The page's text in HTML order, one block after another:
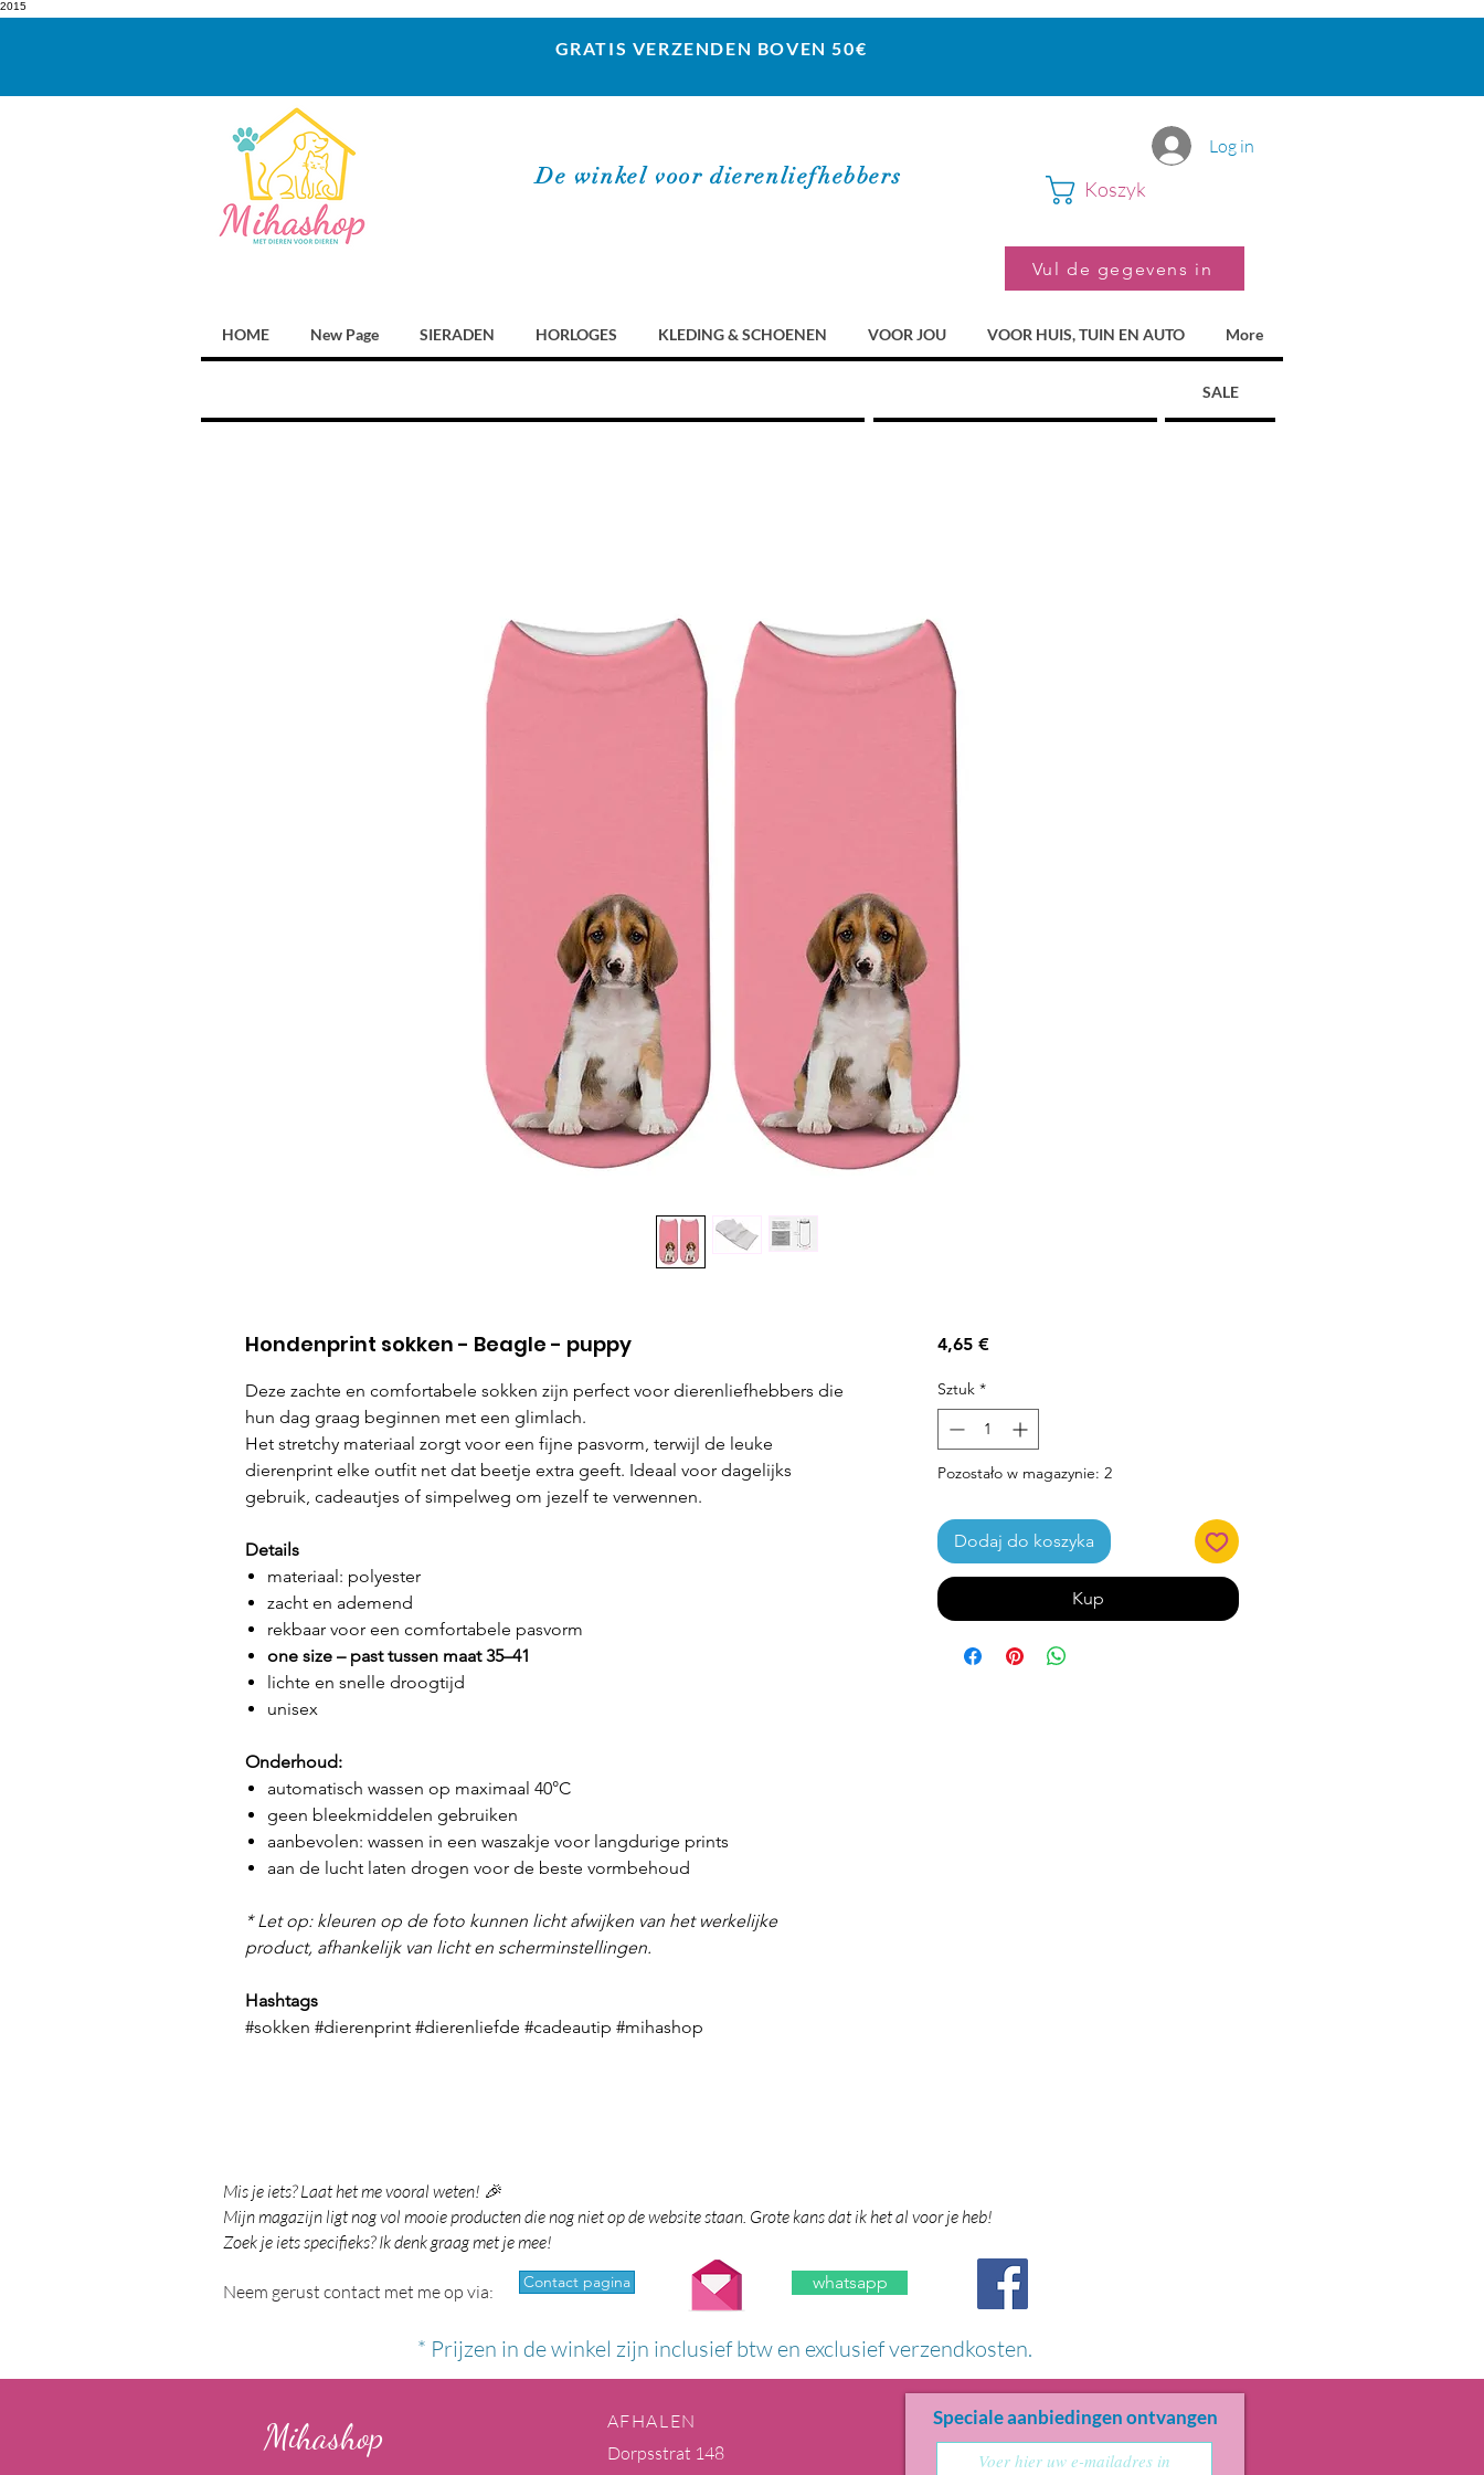
2015
GRATIS VERZENDEN BOVEN 50€
De winkel voor dierenliefhebbers
Log in
Koszyk
Vul de gegevens in
HOME New Page SIERADEN HORLOGES KLEDING & SCHOENEN VOOR JOU VOOR HUIS, TUIN EN AUTO More
SALE
Hondenprint sokken - Beagle - puppy
Deze zachte en comfortabele sokken zijn perfect voor dierenliefhebbers die
hun dag graag beginnen met een glimlach.
Het stretchy materiaal zorgt voor een fijne pasvorm, terwijl de leuke
dierenprint elke outfit net dat beetje extra geeft. Ideaal voor dagelijks
gebruik, cadeautjes of simpelweg om jezelf te verwennen.
Details
materiaal: polyester
zacht en ademend
rekbaar voor een comfortabele pasvorm
one size – past tussen maat 35–41
lichte en snelle droogtijd
unisex
Onderhoud:
automatisch wassen op maximaal 40°C
geen bleekmiddelen gebruiken
aanbevolen: wassen in een waszakje voor langdurige prints
aan de lucht laten drogen voor de beste vormbehoud
* Let op: kleuren op de foto kunnen licht afwijken van het werkelijke
product, afhankelijk van licht en scherminstellingen.
Hashtags
#sokken #dierenprint #dierenliefde #cadeautip #mihashop
4,65 €Cena
Sztuk *
Pozostało w magazynie: 2
Dodaj do koszyka
Kup
Mis je iets? Laat het me vooral weten! 🎉
Mijn magazijn ligt nog vol mooie producten die nog niet op de website staan. Grote kans dat ik het al voor je heb!
Zoek je iets specifieks? Ik denk graag met je mee!
Neem gerust contact met me op via: Contact pagina whatsapp
* Prijzen in de winkel zijn inclusief btw en exclusief verzendkosten.
Mihashop
AFHALEN
Dorpsstrat 148
Speciale aanbiedingen ontvangen